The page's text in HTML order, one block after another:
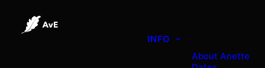
INFO
About Anette